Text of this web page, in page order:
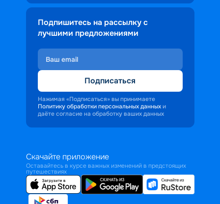
Подпишитесь на рассылку с
лучшими предложениями
Подписаться
Нажимая «Подписаться» вы принимаете
Политику обработки персональных данных и
даёте согласие на обработку ваших данных
Скачайте приложение
Оставайтесь в курсе важных изменений в предстоящих
путешествиях